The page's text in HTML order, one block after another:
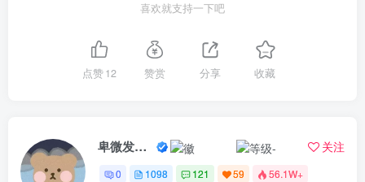
喜欢就支持一下吧
点赞12 赞赏 分享 收藏
卑微发布员 关注
0 1098 121 59 56.1W+